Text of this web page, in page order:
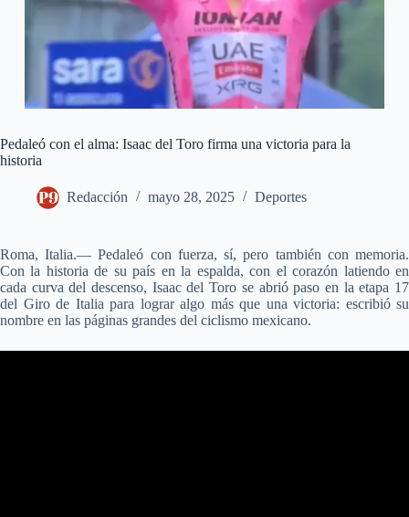
Pedaleó con el alma: Isaac del Toro firma una victoria para la
historia
Redacción mayo 28, 2025 Deportes
Roma, Italia.— Pedaleó con fuerza, sí, pero también con memoria.
Con la historia de su país en la espalda, con el corazón latiendo en
cada curva del descenso, Isaac del Toro se abrió paso en la etapa 17
del Giro de Italia para lograr algo más que una victoria: escribió su
nombre en las páginas grandes del ciclismo mexicano.